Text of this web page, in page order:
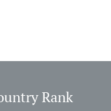
Rank